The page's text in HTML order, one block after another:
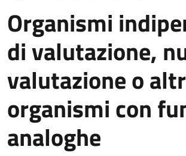
Organismi
di valutazione,
valutazione o
organismi con
analoghe